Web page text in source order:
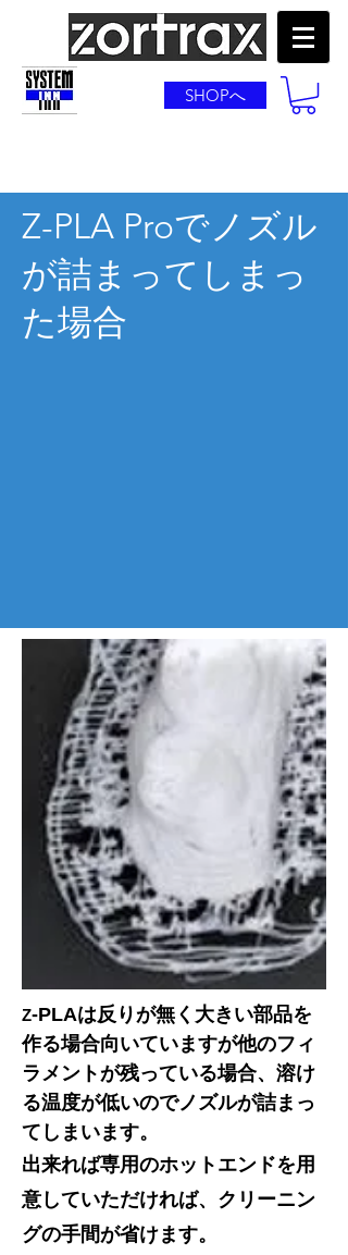
SHOPへ
Z-PLA Proでノズル
が詰まってしまっ
た場合
Z-PLAは反りが無く大きい部品を
作る場合向いていますが他のフィ
ラメントが残っている場合、溶け
る温度が低いのでノズルが詰まっ
てしまいます。
出来れば専用のホットエンドを用
意していただければ、クリーニン
グの手間が省けます。